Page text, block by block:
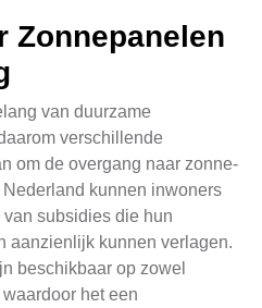
Zonnepanelen
van duurzame
verschillende
om de overgang naar zonne-
kunnen inwoners
subsidies die hun
aanzienlijk kunnen verlagen.
beschikbaar op zowel
het een